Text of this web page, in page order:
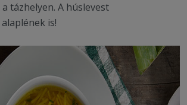
tázhelyen. A húslevest
is!